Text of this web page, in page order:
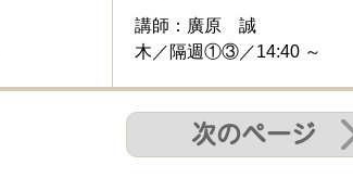
講師： 廣原 誠
木／隔週①③／14:40 ～
次のページ